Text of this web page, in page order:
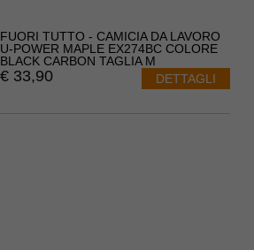
FUORI TUTTO - CAMICIA DA LAVORO
U-POWER MAPLE EX274BC COLORE
BLACK CARBON TAGLIA M
€ 33,90 DETTAGLI